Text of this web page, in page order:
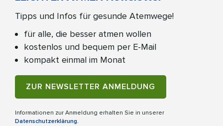
Tipps und Infos für gesunde Atemwege!
für alle, die besser atmen wollen
kostenlos und bequem per E-Mail
kompakt einmal im Monat
ZUR NEWSLETTER ANMELDUNG
Informationen zur Anmeldung erhalten Sie in unserer
Datenschutzerklärung.